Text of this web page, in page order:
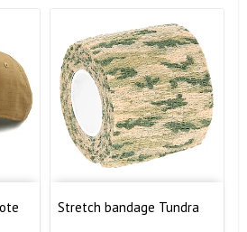
Stretch bandage Tundra